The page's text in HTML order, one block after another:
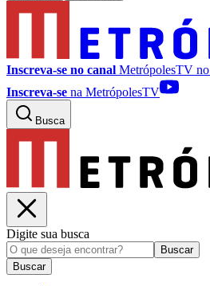
Inscreva-se no canal MetrópolesTV no
Inscreva-se na MetrópolesTV
Busca
Digite sua busca
Buscar
Buscar